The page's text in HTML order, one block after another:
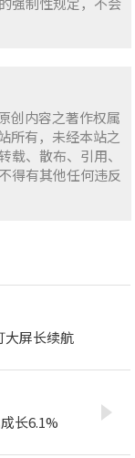
创内容之著作权属
所有，未经本站之
、散布、引用、
得有其他任何违反
大屏长续航
长6.1%